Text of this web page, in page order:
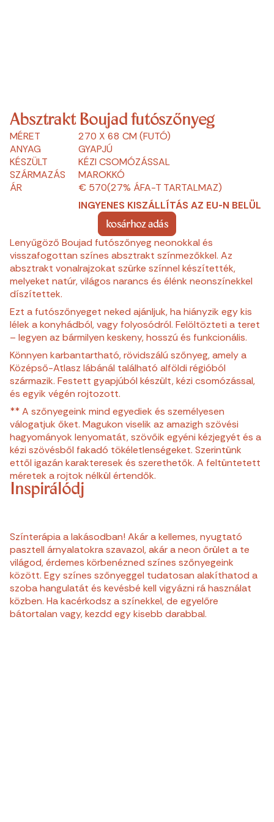
Absztrakt Boujad futószőnyeg
MÉRET
270 X 68 CM (FUTÓ)
ANYAG
GYAPJÚ
KÉSZÜLT
KÉZI CSOMÓZÁSSAL
SZÁRMAZÁS
MAROKKÓ
ÁR
€ 570(27% ÁFA-T TARTALMAZ)
INGYENES KISZÁLLÍTÁS AZ EU-N BELÜL
kosárhoz adás
Lenyűgöző Boujad futószőnyeg neonokkal és
visszafogottan színes absztrakt színmezőkkel. Az
absztrakt vonalrajzokat szürke színnel készítették,
melyeket natúr, világos narancs és élénk neonszínekkel
díszítettek.
Ezt a futószőnyeget neked ajánljuk, ha hiányzik egy kis
lélek a konyhádból, vagy folyosódról. Felöltözteti a teret
– legyen az bármilyen keskeny, hosszú és funkcionális.
Könnyen karbantartható, rövidszálú szőnyeg, amely a
Középső-Atlasz lábánál található alföldi régióból
származik. Festett gyapjúból készült, kézi csomózással,
és egyik végén rojtozott.
** A szőnyegeink mind egyediek és személyesen
válogatjuk őket. Magukon viselik az amazigh szövési
hagyományok lenyomatát, szövőik egyéni kézjegyét és a
kézi szövésből fakadó tökéletlenségeket. Szerintünk
ettől igazán karakteresek és szerethetők. A feltüntetett
méretek a rojtok nélkül értendők.
Inspirálódj
Színterápia a lakásodban! Akár a kellemes, nyugtató
pasztell árnyalatokra szavazol, akár a neon őrület a te
világod, érdemes körbenézned színes szőnyegeink
között. Egy színes szőnyeggel tudatosan alakíthatod a
szoba hangulatát és kevésbé kell vigyázni rá használat
közben. Ha kacérkodsz a színekkel, de egyelőre
bátortalan vagy, kezdd egy kisebb darabbal.